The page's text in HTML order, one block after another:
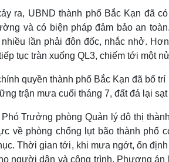
ra, UBND thành phố Bắc Kạn đã
và có biện pháp đảm bảo an
lần phải đôn đốc, nhắc nhở.
tục tràn xuống QL3, chiếm tới một
quyền thành phố Bắc Kạn đã bố
trận mưa cuối tháng 7, đất đá lại
Trưởng phòng Quản lý đô thị
về phòng chống lụt bão thành phố
Thời gian tới, khi mưa ngớt, ổn
người dân và công trình. Phương